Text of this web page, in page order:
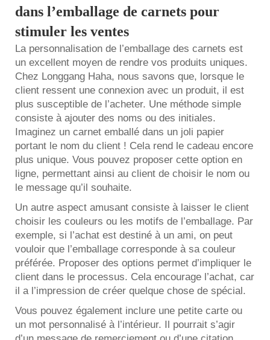
dans l’emballage de carnets pour
stimuler les ventes
La personnalisation de l’emballage des carnets est
un excellent moyen de rendre vos produits uniques.
Chez Longgang Haha, nous savons que, lorsque le
client ressent une connexion avec un produit, il est
plus susceptible de l’acheter. Une méthode simple
consiste à ajouter des noms ou des initiales.
Imaginez un carnet emballé dans un joli papier
portant le nom du client ! Cela rend le cadeau encore
plus unique. Vous pouvez proposer cette option en
ligne, permettant ainsi au client de choisir le nom ou
le message qu’il souhaite.
Un autre aspect amusant consiste à laisser le client
choisir les couleurs ou les motifs de l’emballage. Par
exemple, si l’achat est destiné à un ami, on peut
vouloir que l’emballage corresponde à sa couleur
préférée. Proposer des options permet d’impliquer le
client dans le processus. Cela encourage l’achat, car
il a l’impression de créer quelque chose de spécial.
Vous pouvez également inclure une petite carte ou
un mot personnalisé à l’intérieur. Il pourrait s’agir